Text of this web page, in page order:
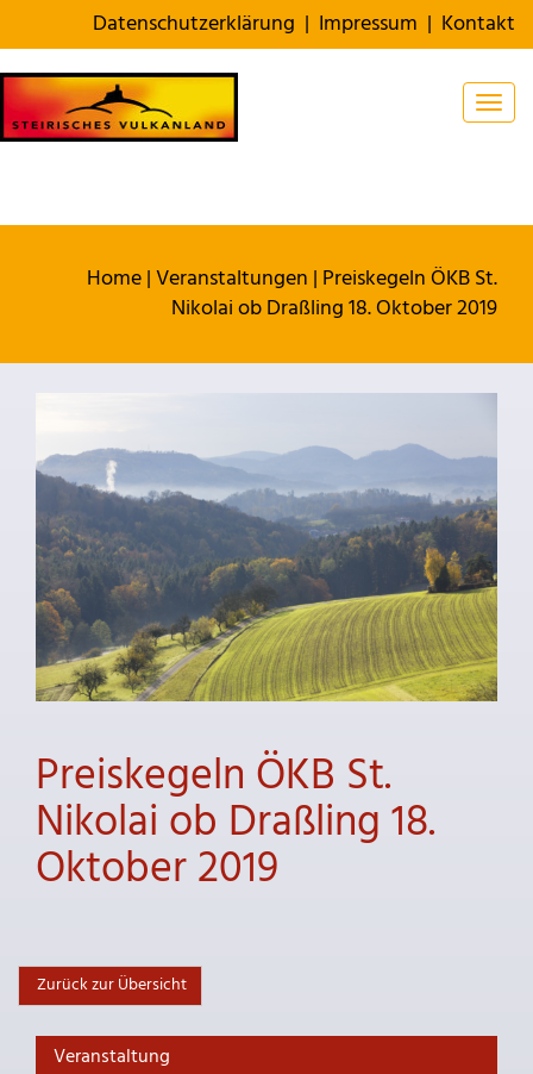
Datenschutzerklärung | Impressum | Kontakt
Home|Veranstaltungen | Preiskegeln ÖKB St.
Nikolai ob Draßling 18. Oktober 2019
Preiskegeln ÖKB St.
Nikolai ob Draßling 18.
Oktober 2019
Zurück zur Übersicht
Veranstaltung